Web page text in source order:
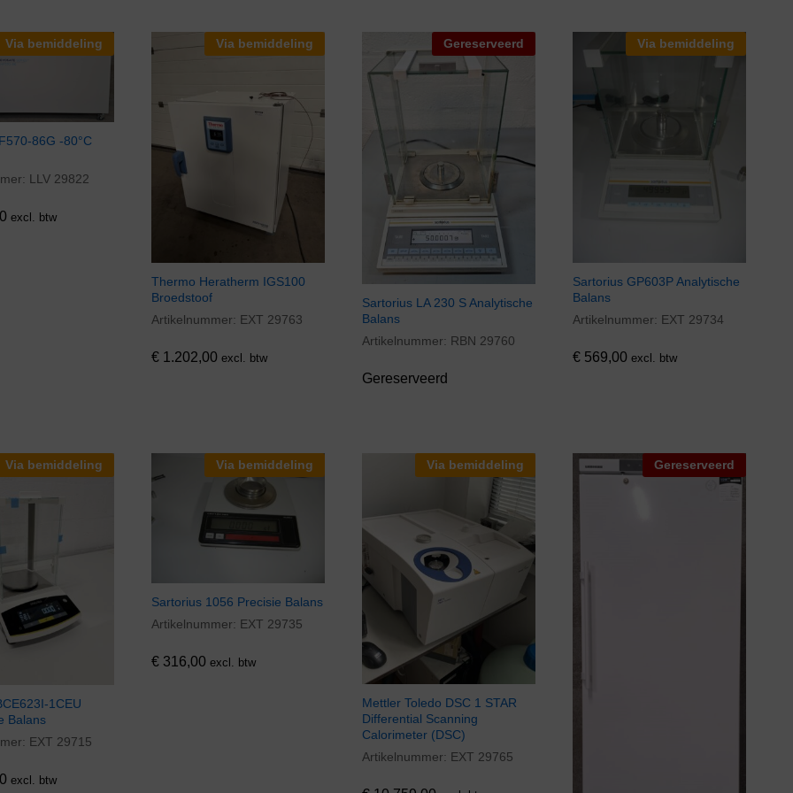
Via bemiddeling
86G -80°C
LLV 29822
excl. btw
Via bemiddeling
Thermo Heratherm IGS100
Broedstoof
Artikelnummer: EXT 29763
€1.202,00 excl. btw
€1.202,00
Gereserveerd
Sartorius LA 230 S Analytische
Balans
Artikelnummer: RBN 29760
Gereserveerd
Via bemiddeling
Sartorius GP603P Analytische
Balans
Artikelnummer: EXT 29734
€569,00 excl. btw
€569,00
Via bemiddeling
1CEU
Balans
EXT 29715
excl. btw
Via bemiddeling
Sartorius 1056 Precisie Balans
Artikelnummer: EXT 29735
€316,00 excl. btw
€316,00
Via bemiddeling
Mettler Toledo DSC 1 STAR
Differential Scanning
Calorimeter (DSC)
Artikelnummer: EXT 29765
€10.759,00
Gereserveerd